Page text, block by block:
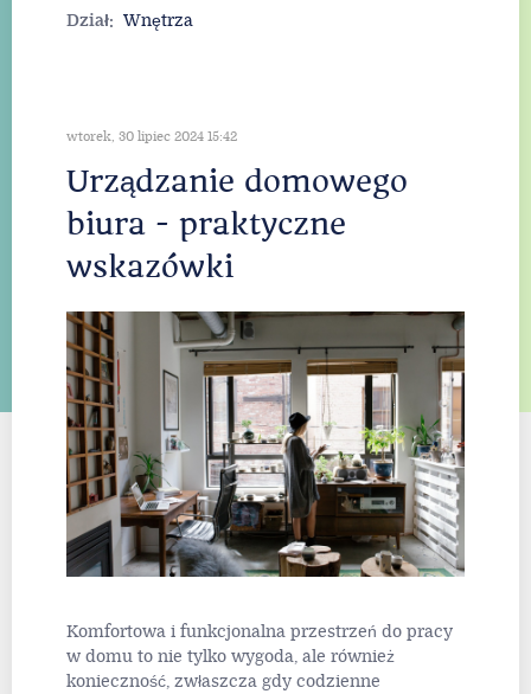
Dział: Wnętrza
wtorek, 30 lipiec 2024 15:42
Urządzanie domowego
biura - praktyczne
wskazówki
Komfortowa i funkcjonalna przestrzeń do pracy
w domu to nie tylko wygoda, ale również
konieczność, zwłaszcza gdy codzienne